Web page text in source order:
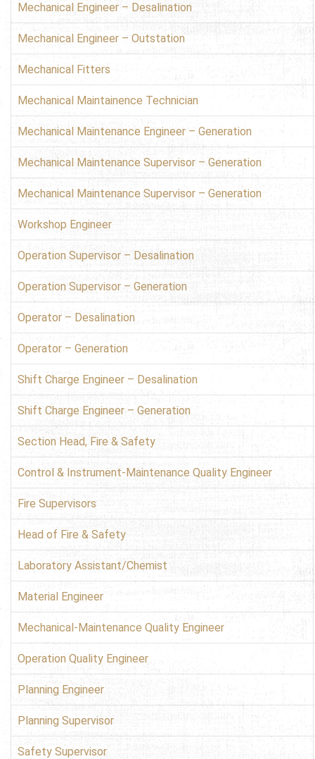
Mechanical Engineer – Desalination
Mechanical Engineer – Outstation
Mechanical Fitters
Mechanical Maintainence Technician
Mechanical Maintenance Engineer – Generation
Mechanical Maintenance Supervisor – Generation
Mechanical Maintenance Supervisor – Generation
Workshop Engineer
Operation Supervisor – Desalination
Operation Supervisor – Generation
Operator – Desalination
Operator – Generation
Shift Charge Engineer – Desalination
Shift Charge Engineer – Generation
Section Head, Fire & Safety
Control & Instrument-Maintenance Quality Engineer
Fire Supervisors
Head of Fire & Safety
Laboratory Assistant/Chemist
Material Engineer
Mechanical-Maintenance Quality Engineer
Operation Quality Engineer
Planning Engineer
Planning Supervisor
Safety Supervisor